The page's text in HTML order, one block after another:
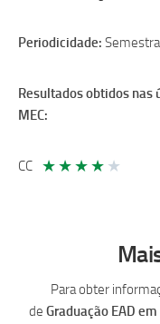
Periodicidade: Semestral
Resultados obtidos
MEC:
CC ★★★★ ★
Para obter
de Graduação EAD